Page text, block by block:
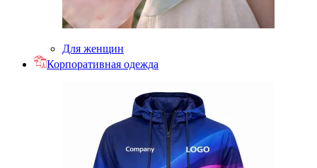
Для женщин
Корпоративная одежда